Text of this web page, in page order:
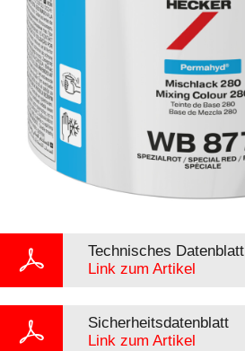
Technisches Datenblatt
Link zum Artikel
Sicherheitsdatenblatt
Link zum Artikel